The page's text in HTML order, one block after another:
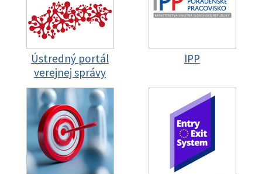
Ústredný portál
verejnej správy
IPP